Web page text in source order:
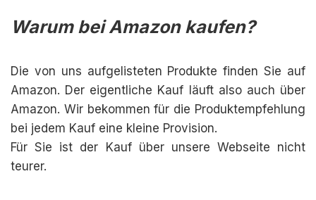
Warum bei Amazon kaufen?
Die von uns aufgelisteten Produkte finden Sie auf
Amazon. Der eigentliche Kauf läuft also auch über
Amazon. Wir bekommen für die Produktempfehlung
bei jedem Kauf eine kleine Provision.
Für Sie ist der Kauf über unsere Webseite nicht
teurer.